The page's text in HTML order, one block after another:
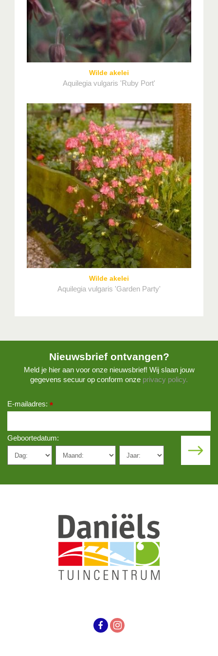
Wilde akelei
Aquilegia vulgaris 'Ruby Port'
Wilde akelei
Aquilegia vulgaris 'Garden Party'
Nieuwsbrief ontvangen?
Meld je hier aan voor onze nieuwsbrief! Wij slaan jouw
gegevens secuur op conform onze privacy policy.
E-mailadres: *
Geboortedatum: